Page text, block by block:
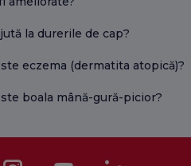
la durerile de cap?
eczema (dermatita atopică)?
boala mână-gură-picior?